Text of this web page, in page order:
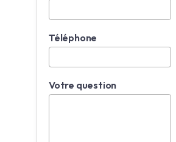
Téléphone
Votre question